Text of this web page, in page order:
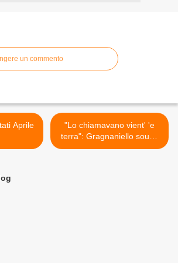
un commento
"Lo chiamavano vient' 'e
terra": Gragnaniello sound
& viscere >